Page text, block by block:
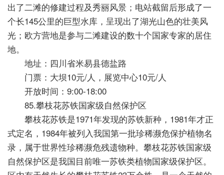
出了二滩的修建过程及秀丽风景；电站截留后形成了一
个长145公里的巨型水库，呈现出了湖光山色的壮美风
光；欧方营地是参与二滩建设的数十个国家专家的居住
地。
地址：四川省米易县德盐路
门票：大坝10元/人，展览中心10元/人
开放时间：9:00-18:00
85.攀枝花苏铁国家级自然保护区
攀枝花苏铁是1971年发现的苏铁新种，1981年才正
式定名，1984年被列入我国第一批珍稀濒危保护植物名
录，属于世界性珍稀濒危残遗物种。攀枝花苏铁国家级
自然保护区是我国目前唯一苏铁类植物国家级保护区。